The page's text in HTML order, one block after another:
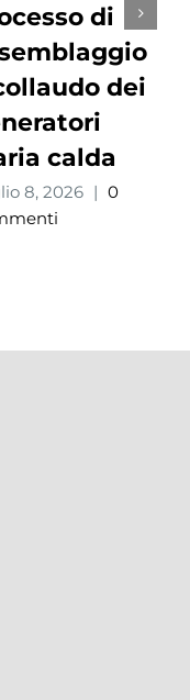
di
dei
calda
8, 2026 | 0